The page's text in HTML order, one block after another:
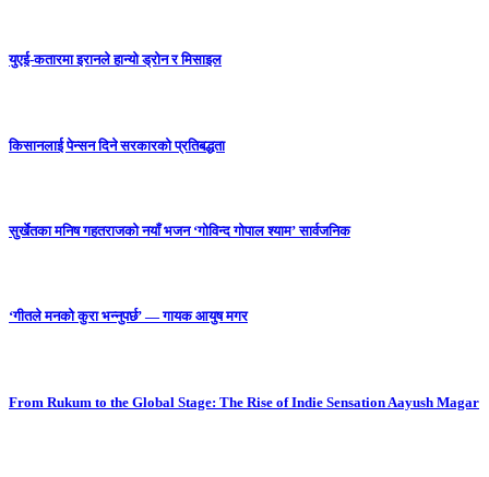
युएई-कतारमा इरानले हान्यो ड्रोन र मिसाइल
किसानलाई पेन्सन दिने सरकारको प्रतिबद्धता
सुर्खेतका मनिष गहतराजको नयाँ भजन ‘गोविन्द गोपाल श्याम’ सार्वजनिक
‘गीतले मनको कुरा भन्नुपर्छ’ — गायक आयुष मगर
From Rukum to the Global Stage: The Rise of Indie Sensation Aayush Magar